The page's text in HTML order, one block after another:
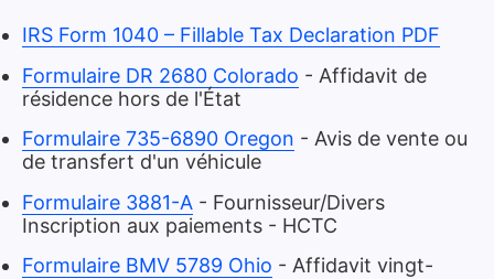
IRS Form 1040 – Fillable Tax Declaration PDF
Formulaire DR 2680 Colorado - Affidavit de
résidence hors de l'État
Formulaire 735-6890 Oregon - Avis de vente ou
de transfert d'un véhicule
Formulaire 3881-A - Fournisseur/Divers
Inscription aux paiements - HCTC
Formulaire BMV 5789 Ohio - Affidavit vingt-